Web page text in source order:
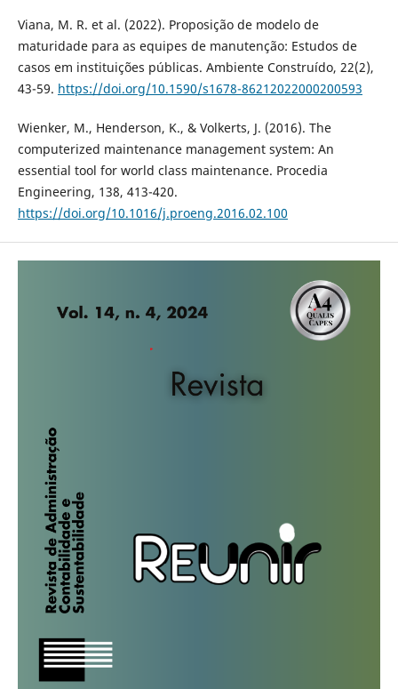
Viana, M. R. et al. (2022). Proposição de modelo de
maturidade para as equipes de manutenção: Estudos de
casos em instituições públicas. Ambiente Construído, 22(2),
43-59. https://doi.org/10.1590/s1678-86212022000200593
Wienker, M., Henderson, K., & Volkerts, J. (2016). The
computerized maintenance management system: An
essential tool for world class maintenance. Procedia
Engineering, 138, 413-420.
https://doi.org/10.1016/j.proeng.2016.02.100